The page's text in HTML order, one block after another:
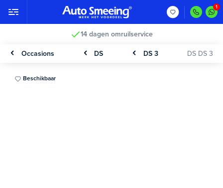
14 dagen omruilservice
Occasions DS DS 3 DS DS 3
Beschikbaar